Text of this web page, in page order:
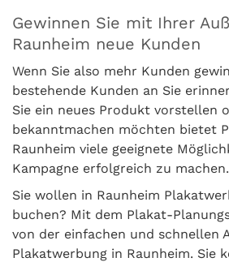
Gewinnen Sie mit Ihrer
Raunheim neue Kunden
Wenn Sie also mehr Kunden
bestehende Kunden an Sie
Sie ein neues Produkt vorstellen
bekanntmachen möchten bietet
Raunheim viele geeignete
Kampagne erfolgreich zu machen.
Sie wollen in Raunheim
buchen? Mit dem Plakat-
von der einfachen und schnellen
Plakatwerbung in Raunheim. Sie